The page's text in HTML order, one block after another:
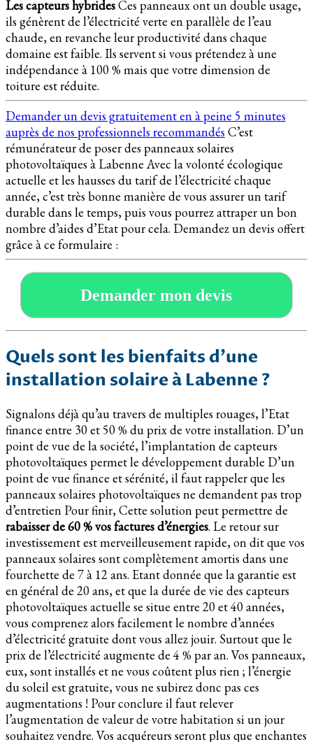
Les capteurs hybridesCes panneaux ont un double usage,
ils génèrent de l’électricité verte en parallèle de l’eau
chaude, en revanche leur productivité dans chaque
domaine est faible. Ils servent si vous prétendez à une
indépendance à 100 % mais que votre dimension de
toiture est réduite.
Demander un devis gratuitement en à peine 5 minutes
auprès de nos professionnels recommandés C’est
rémunérateur de poser des panneaux solaires
photovoltaïques à Labenne Avec la volonté écologique
actuelle et les hausses du tarif de l’électricité chaque
année, c’est très bonne manière de vous assurer un tarif
durable dans le temps, puis vous pourrez attraper un bon
nombre d’aides d’Etat pour cela. Demandez un devis offert
grâce à ce formulaire :
Demander mon devis
Quels sont les bienfaits d’une
installation solaire à Labenne ?
Signalons déjà qu’au travers de multiples rouages, l’Etat
finance entre 30 et 50 % du prix de votre installation. D’un
point de vue de la société, l’implantation de capteurs
photovoltaïques permet le développement durable D’un
point de vue finance et sérénité, il faut rappeler que les
panneaux solaires photovoltaïques ne demandent pas trop
d’entretien Pour finir, Cette solution peut permettre de
rabaisser de 60 % vos factures d’énergies. Le retour sur
investissement est merveilleusement rapide, on dit que vos
panneaux solaires sont complètement amortis dans une
fourchette de 7 à 12 ans. Etant donnée que la garantie est
en général de 20 ans, et que la durée de vie des capteurs
photovoltaïques actuelle se situe entre 20 et 40 années,
vous comprenez alors facilement le nombre d’années
d’électricité gratuite dont vous allez jouir. Surtout que le
prix de l’électricité augmente de 4 % par an. Vos panneaux,
eux, sont installés et ne vous coûtent plus rien ; l’énergie
du soleil est gratuite, vous ne subirez donc pas ces
augmentations ! Pour conclure il faut relever
l’augmentation de valeur de votre habitation si un jour
souhaitez vendre. Vos acquéreurs seront plus que enchantes